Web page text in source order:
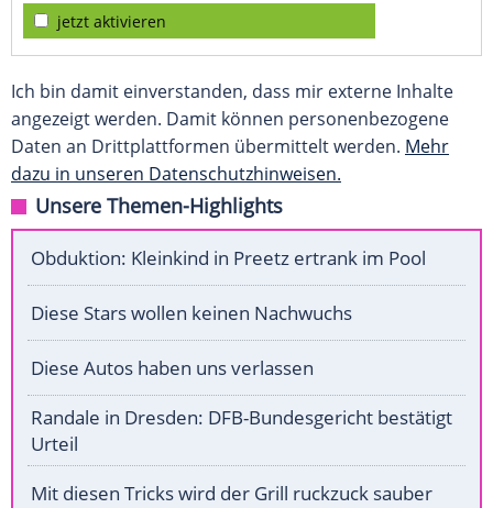
jetzt aktivieren
Ich bin damit einverstanden, dass mir externe Inhalte
angezeigt werden. Damit können personenbezogene
Daten an Drittplattformen übermittelt werden. Mehr
dazu in unseren Datenschutzhinweisen.
Unsere Themen-Highlights
Obduktion: Kleinkind in Preetz ertrank im Pool
Diese Stars wollen keinen Nachwuchs
Diese Autos haben uns verlassen
Randale in Dresden: DFB-Bundesgericht bestätigt
Urteil
Mit diesen Tricks wird der Grill ruckzuck sauber